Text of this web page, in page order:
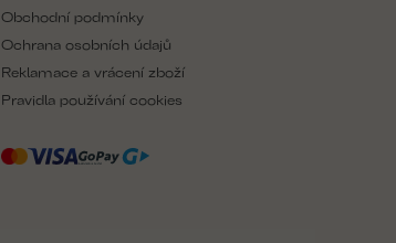
Obchodní podmínky
Ochrana osobních údajů
Reklamace a vrácení zboží
Pravidla používání cookies